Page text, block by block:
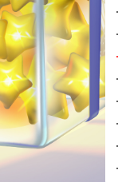
·
·
·
·
·
·
·
·